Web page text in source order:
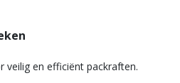
veilig en efficiënt packraften.